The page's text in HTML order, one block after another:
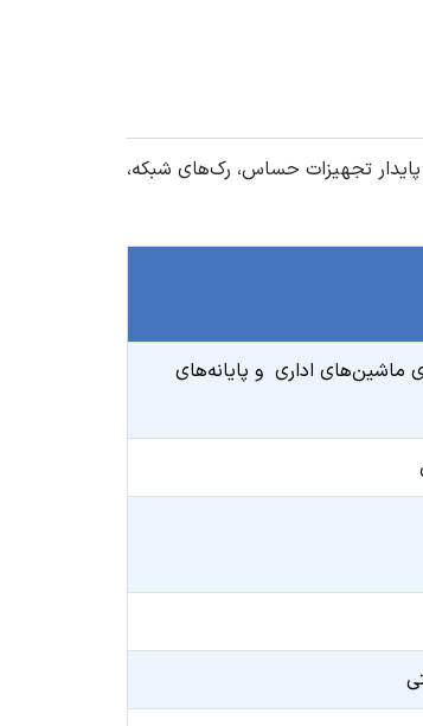
تجهیزات حساس، رک‌های شبکه،
ماشین‌های اداری و پایانه‌های